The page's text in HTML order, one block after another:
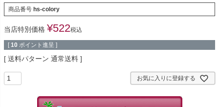
商品番号 hs-colory
当店特別価格 ¥522税込
[ 10 ポイント進呈 ]
送料パターン 通常送料
お気に入りに登録する